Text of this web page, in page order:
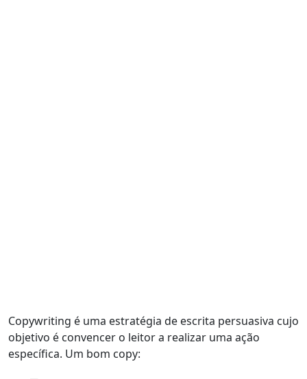
Copywriting é uma estratégia de escrita persuasiva cujo
objetivo é convencer o leitor a realizar uma ação
específica. Um bom copy: